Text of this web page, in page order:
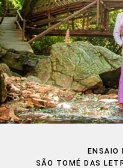
ENSAIO
SÃO TOMÉ DAS